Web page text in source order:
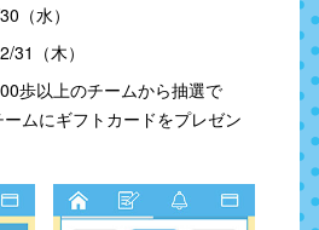
（水）
31（木）
歩以上のチームから抽選で
ムにギフトカードをプレゼン